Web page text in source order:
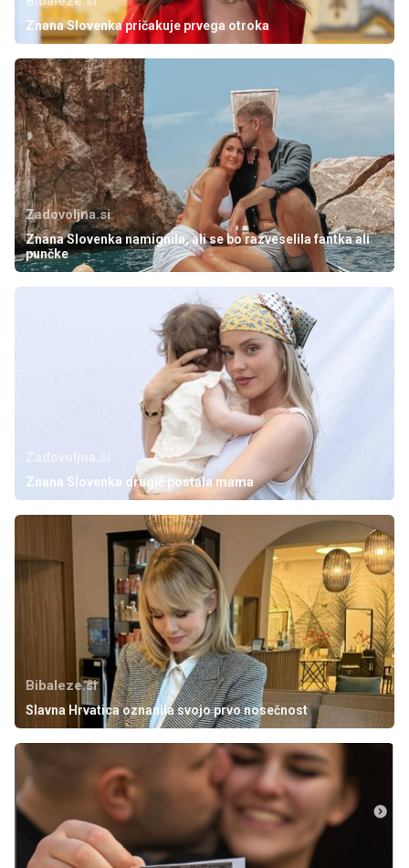
Znana Slovenka pričakuje prvega otroka
Zadovoljna.si
Znana Slovenka namignila, ali se bo razveselila fantka ali
punčke
Znana Slovenka drugič postala mama
Bibaleze.si
Slavna Hrvatica oznanila svojo prvo nosečnost